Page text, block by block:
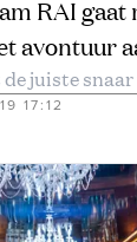
RAI gaat
avontuur
juiste snaar
17:12